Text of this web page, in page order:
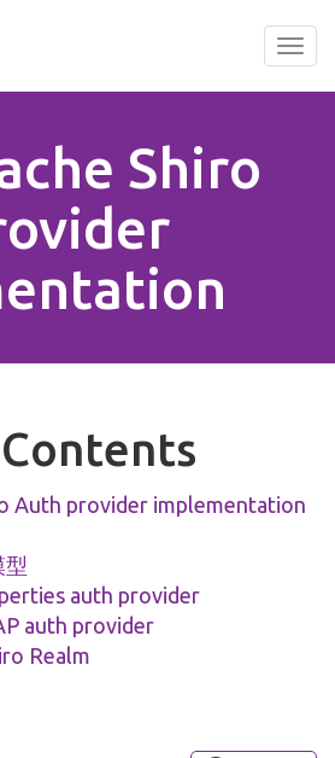
Shiro
Auth provider implementation
auth provider
auth provider
Realm